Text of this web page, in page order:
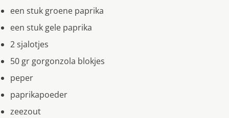
een stuk groene paprika
een stuk gele paprika
2 sjalotjes
50 gr gorgonzola blokjes
peper
paprikapoeder
zeezout